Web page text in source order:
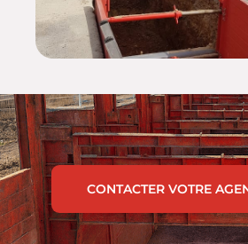
CONTACTER VOTRE